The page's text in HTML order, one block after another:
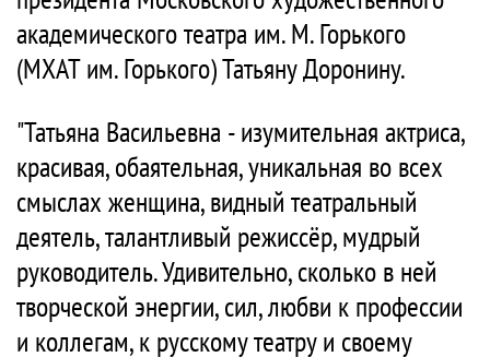
академического театра им. М. Горького
(МХАТ им. Горького) Татьяну Доронину.
"Татьяна Васильевна - изумительная актриса,
красивая, обаятельная, уникальная во всех
смыслах женщина, видный театральный
деятель, талантливый режиссёр, мудрый
руководитель. Удивительно, сколько в ней
творческой энергии, сил, любви к профессии
и коллегам, к русскому театру и своему